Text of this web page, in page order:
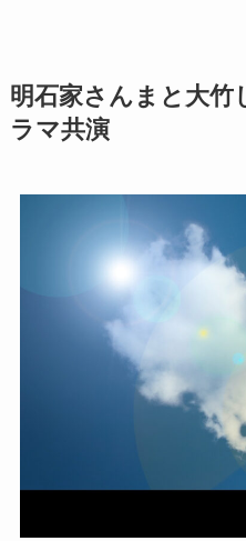
明石家さんまと大竹
ラマ共演